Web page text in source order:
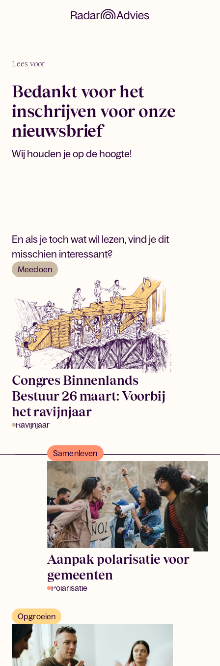
Lees voor
Bedankt voor het
inschrijven voor onze
nieuwsbrief
Wij houden je op de hoogte!
En als je toch wat wil lezen, vind je dit
misschien interessant?
Meedoen
Congres Binnenlands
Bestuur 26 maart: Voorbij
het ravijnjaar
Ravijnjaar
Samenleven
Aanpak polarisatie voor
gemeenten
Polarisatie
Opgroeien